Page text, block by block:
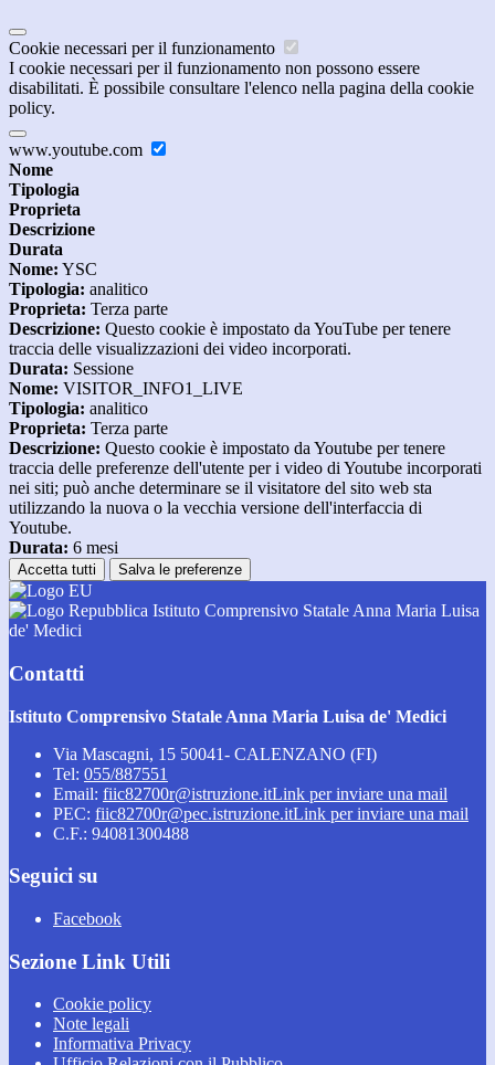
Cookie necessari per il funzionamento
I cookie necessari per il funzionamento non possono essere
disabilitati. È possibile consultare l'elenco nella pagina della cookie
policy.
www.youtube.com
Nome
Tipologia
Proprieta
Descrizione
Durata
Nome: YSC
Tipologia: analitico
Proprieta: Terza parte
Descrizione: Questo cookie è impostato da YouTube per tenere
traccia delle visualizzazioni dei video incorporati.
Durata: Sessione
Nome: VISITOR_INFO1_LIVE
Tipologia: analitico
Proprieta: Terza parte
Descrizione: Questo cookie è impostato da Youtube per tenere
traccia delle preferenze dell'utente per i video di Youtube incorporati
nei siti; può anche determinare se il visitatore del sito web sta
utilizzando la nuova o la vecchia versione dell'interfaccia di
Youtube.
Durata: 6 mesi
Accetta tutti Salva le preferenze
Istituto Comprensivo Statale Anna Maria Luisa
de' Medici
Contatti
Istituto Comprensivo Statale Anna Maria Luisa de' Medici
Via Mascagni, 15 50041- CALENZANO (FI)
Tel: 055/887551
Email: fiic82700r@istruzione.itLink per inviare una mail
PEC: fiic82700r@pec.istruzione.itLink per inviare una mail
C.F.: 94081300488
Seguici su
Facebook
Sezione Link Utili
Cookie policy
Note legali
Informativa Privacy